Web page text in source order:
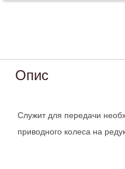
Опис
Служит для передачи
приводного колеса на